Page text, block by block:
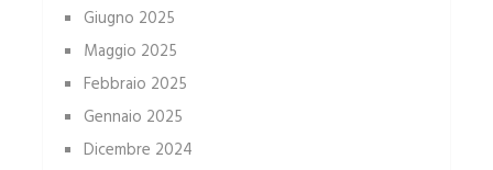
Giugno 2025
Maggio 2025
Febbraio 2025
Gennaio 2025
Dicembre 2024